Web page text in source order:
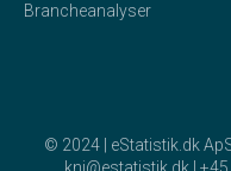
Brancheanalyser
© 2024 | eStatistik.dk